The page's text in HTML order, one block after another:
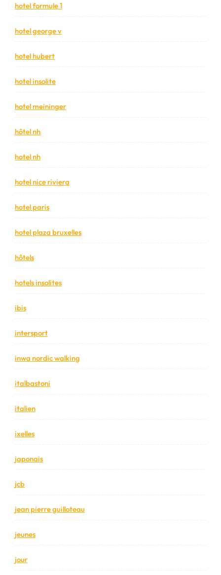
hotel formule 1
hotel george v
hotel hubert
hotel insolite
hotel meininger
hôtel nh
hotel nh
hotel nice riviera
hotel paris
hotel plaza bruxelles
hôtels
hotels insolites
ibis
intersport
inwa nordic walking
italbastoni
italien
ixelles
japonais
jcb
jean pierre guilloteau
jeunes
jour